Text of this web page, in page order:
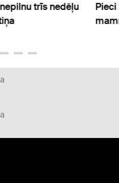
trīs nedēļu
Pieci